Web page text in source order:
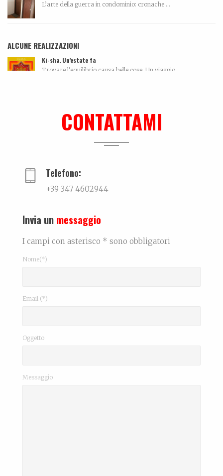
L’arte della guerra in condominio: cronache ...
ALCUNE REALIZZAZIONI
Ki-sha. Un’estate fa
Trovare l'equilibrio causa belle cose. Un viaggio...
Quando l’essere ripetitivo, quasi ossessivo, si...
CONTATTAMI
Telefono:
+39 347 4602944
Invia un messaggio
I campi con asterisco * sono obbligatori
Nome(*)
Email (*)
Oggetto
Messaggio